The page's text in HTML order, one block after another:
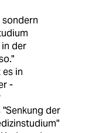
sondern
der
in
-
der